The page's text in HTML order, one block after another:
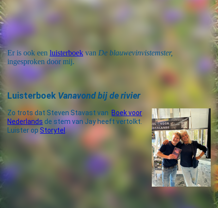
550x800
Er is ook een luisterboek van De blauwevinvistemster,
ingesproken door mij.
Luisterboek Vanavond bij de rivier
Zo trots dat Steven Stavast van Boek voor
Nederlands de stem van Jay heeft vertolkt.
Luister opStorytel.